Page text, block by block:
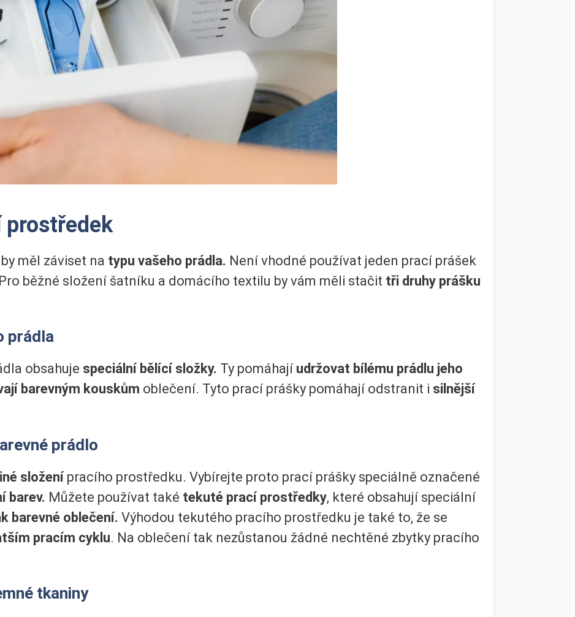
prostředek
měl záviset na typu vašeho prádla. Není vhodné používat jeden prací prášek
běžné složení šatníku a domácího textilu by vám měli stačit tři druhy prášku
prádla
obsahuje speciální bělící složky. Ty pomáhají udržovat bílému prádlu jeho
barevným kouskům oblečení. Tyto prací prášky pomáhají odstranit i silnější
prádlo
složení pracího prostředku. Vybírejte proto prací prášky speciálně označené
barev. Můžete používat také tekuté prací prostředky, které obsahují speciální
barevné oblečení. Výhodou tekutého pracího prostředku je také to, že se
pracím cyklu. Na oblečení tak nezůstanou žádné nechtěné zbytky pracího
tkaniny